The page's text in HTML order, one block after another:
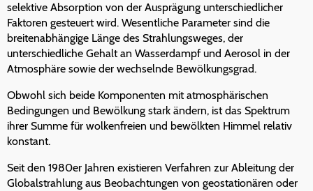
selektive Absorption von der Ausprägung unterschiedlicher
Faktoren gesteuert wird. Wesentliche Parameter sind die
breitenabhängige Länge des Strahlungsweges, der
unterschiedliche Gehalt an Wasserdampf und Aerosol in der
Atmosphäre sowie der wechselnde Bewölkungsgrad.
Obwohl sich beide Komponenten mit atmosphärischen
Bedingungen und Bewölkung stark ändern, ist das Spektrum
ihrer Summe für wolkenfreien und bewölkten Himmel relativ
konstant.
Seit den 1980er Jahren existieren Verfahren zur Ableitung der
Globalstrahlung aus Beobachtungen von geostationären oder